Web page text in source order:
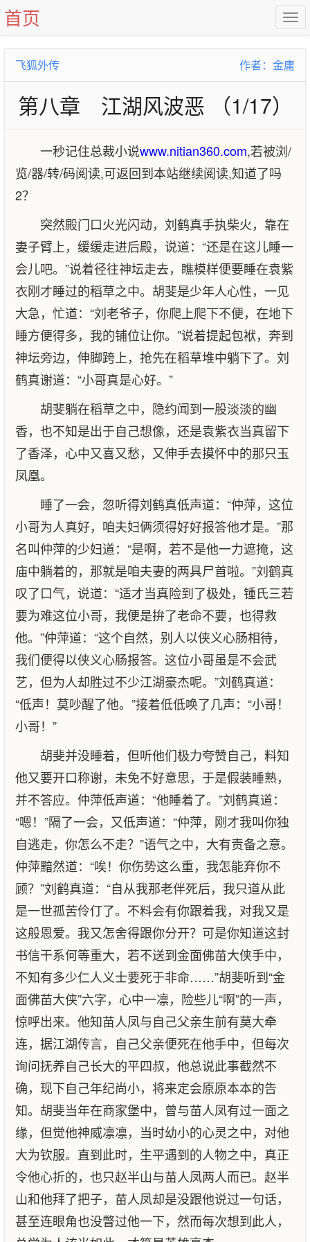
首页
飞狐外传 作者：金庸
第八章 江湖风波恶 （1/17）
一秒记住总裁小说www.nitian360.com,若被浏/
览/器/转/码阅读,可返回到本站继续阅读,知道了吗
2？
突然殿门口火光闪动，刘鹤真手执柴火，靠在
妻子臂上，缓缓走进后殿，说道：“还是在这儿睡一
会儿吧。”说着径往神坛走去，瞧模样便要睡在袁紫
衣刚才睡过的稻草之中。胡斐是少年人心性，一见
大急，忙道：“刘老爷子，你爬上爬下不便，在地下
睡方便得多，我的铺位让你。”说着提起包袱，奔到
神坛旁边，伸脚跨上，抢先在稻草堆中躺下了。刘
鹤真谢道：“小哥真是心好。”
胡斐躺在稻草之中，隐约闻到一股淡淡的幽
香，也不知是出于自己想像，还是袁紫衣当真留下
了香泽，心中又喜又愁，又伸手去摸怀中的那只玉
凤凰。
睡了一会，忽听得刘鹤真低声道：“仲萍，这位
小哥为人真好，咱夫妇俩须得好好报答他才是。”那
名叫仲萍的少妇道：“是啊，若不是他一力遮掩，这
庙中躺着的，那就是咱夫妻的两具尸首啦。”刘鹤真
叹了口气，说道：“适才当真险到了极处，锺氏三若
要为难这位小哥，我便是拚了老命不要，也得救
他。”仲萍道：“这个自然，别人以侠义心肠相待，
我们便得以侠义心肠报答。这位小哥虽是不会武
艺，但为人却胜过不少江湖豪杰呢。”刘鹤真道：
“低声！莫吵醒了他。”接着低低唤了几声：“小哥！
小哥！”
胡斐并没睡着，但听他们极力夸赞自己，料知
他又要开口称谢，未免不好意思，于是假装睡熟，
并不答应。仲萍低声道：“他睡着了。”刘鹤真道：
“嗯！”隔了一会，又低声道：“仲萍，刚才我叫你独
自逃走，你怎么不走？”语气之中，大有责备之意。
仲萍黯然道：“唉！你伤势这么重，我怎能弃你不
顾？”刘鹤真道：“自从我那老伴死后，我只道从此
是一世孤苦伶仃了。不料会有你跟着我，对我又是
这般恩爱。我又怎舍得跟你分开？可是你知道这封
书信干系何等重大，若不送到金面佛苗大侠手中，
不知有多少仁人义士要死于非命……”胡斐听到“金
面佛苗大侠”六字，心中一凛，险些儿“啊”的一声，
惊呼出来。他知苗人凤与自己父亲生前有莫大牵
连，据江湖传言，自己父亲便死在他手中，但每次
询问抚养自己长大的平四叔，他总说此事截然不
确，现下自己年纪尚小，将来定会原原本本的告
知。胡斐当年在商家堡中，曾与苗人凤有过一面之
缘，但觉他神威凛凛，当时幼小的心灵之中，对他
大为钦服。直到此时，生平遇到的人物之中，真正
令他心折的，也只赵半山与苗人凤两人而已。赵半
山和他拜了把子，苗人凤却是没跟他说过一句话，
甚至连眼角也没瞥过他一下，然而每次想到此人，